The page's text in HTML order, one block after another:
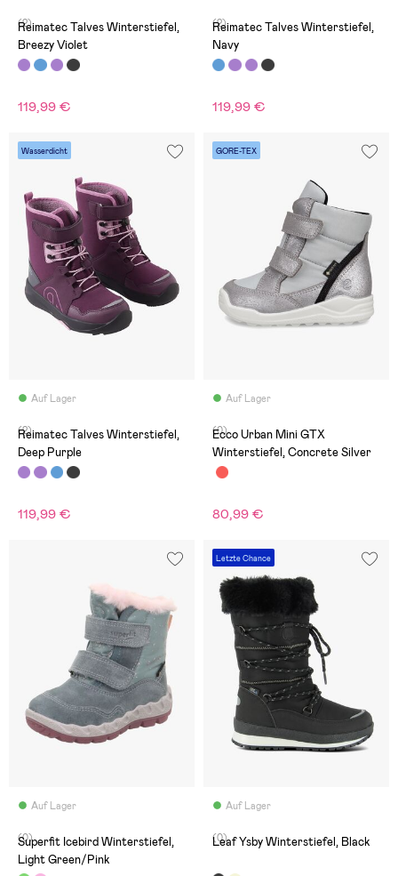
(2)
Reimatec Talves Winterstiefel,
Breezy Violet
119,99 €
(2)
Reimatec Talves Winterstiefel,
Navy
119,99 €
Wasserdicht
Auf Lager
(2)
Reimatec Talves Winterstiefel,
Deep Purple
119,99 €
GORE-TEX
Auf Lager
(0)
Ecco Urban Mini GTX
Winterstiefel, Concrete Silver
80,99 €
Auf Lager
(0)
Superfit Icebird Winterstiefel,
Light Green/Pink
Letzte Chance
Auf Lager
(0)
Leaf Ysby Winterstiefel, Black